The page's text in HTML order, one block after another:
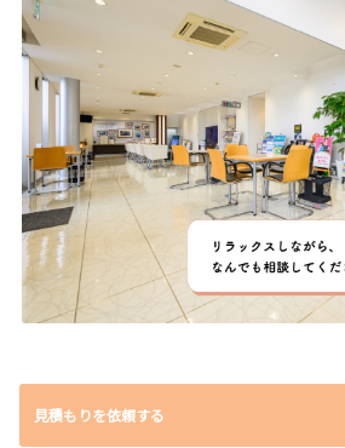
見積もりを依頼する